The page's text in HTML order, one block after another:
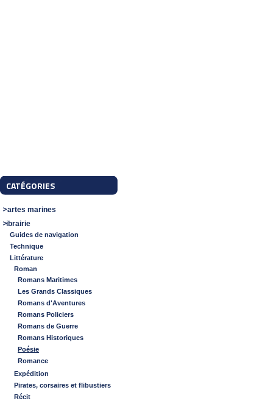
CATÉGORIES
Cartes marines
Librairie
Guides de navigation
Technique
Littérature
Roman
Romans Maritimes
Les Grands Classiques
Romans d'Aventures
Romans Policiers
Romans de Guerre
Romans Historiques
Poésie
Romance
Expédition
Pirates, corsaires et flibustiers
Récit